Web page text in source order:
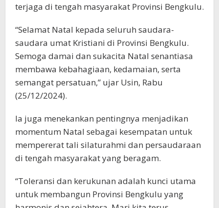
terjaga di tengah masyarakat Provinsi Bengkulu.
“Selamat Natal kepada seluruh saudara-
saudara umat Kristiani di Provinsi Bengkulu.
Semoga damai dan sukacita Natal senantiasa
membawa kebahagiaan, kedamaian, serta
semangat persatuan,” ujar Usin, Rabu
(25/12/2024).
Ia juga menekankan pentingnya menjadikan
momentum Natal sebagai kesempatan untuk
mempererat tali silaturahmi dan persaudaraan
di tengah masyarakat yang beragam.
“Toleransi dan kerukunan adalah kunci utama
untuk membangun Provinsi Bengkulu yang